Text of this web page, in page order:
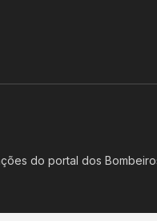
do portal dos